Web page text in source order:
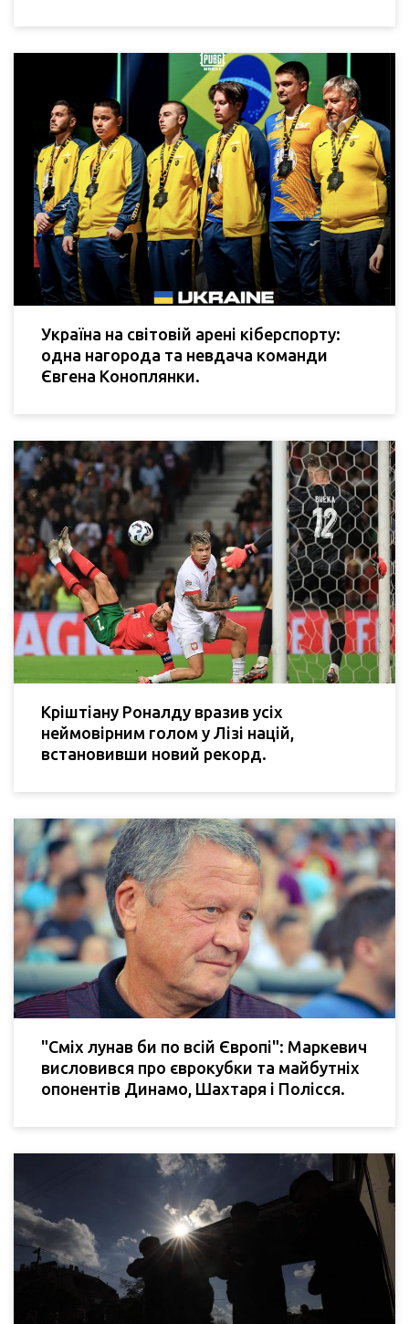
Україна на світовій арені кіберспорту:
одна нагорода та невдача команди
Євгена Коноплянки.
Кріштіану Роналду вразив усіх
неймовірним голом у Лізі націй,
встановивши новий рекорд.
"Сміх лунав би по всій Європі": Маркевич
висловився про єврокубки та майбутніх
опонентів Динамо, Шахтаря і Полісся.